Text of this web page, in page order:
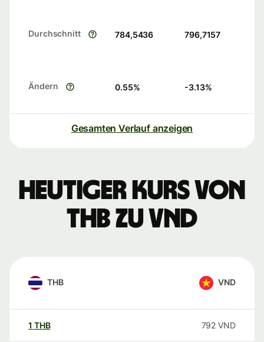
Durchschnitt 784,5436 796,7157
Ändern 0.55% -3.13%
Gesamten Verlauf anzeigen
Heutiger Kurs von
THB zu VND
THB VND
1 THB 792 VND